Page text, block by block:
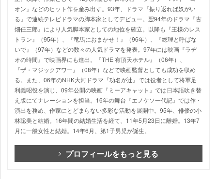
オン』などのヒット作を産み出す。93年、ドラマ『振り返れば奴がい
る』で連続テレビドラマの脚本家としてデビュー。翌94年のドラマ『古
畑任三郎』により人気脚本家としての地位を確立。以降も『王様のレス
トラン』（95年）、『竜馬におまかせ！』（96年）、『総理と呼ばな
いで』（97年）などの数々の人気ドラマを発表。97年には映画『ラヂ
オの時間』で映画界にも進出。『THE 有頂天ホテル』（06年）、
『ザ・マジックアワー』（08年）などで映画監督としても成功を収め
る。また、06年のNHK大河ドラマ『功名が辻』では役者として将軍足
利義昭役を演じ、09年公開の映画『ミーアキャット』では日本語吹き替
え版にてナレーションを担当。16年の舞台『エノケソ一代記』では作・
演出を務め、作家にとどまらない多彩な活動を展開中。95年、俳優の小
林聡美と結婚。16年間の結婚生活を経て、11年5月23日に離婚。13年7
月に一般女性と結婚。14年6月、第1子男児が誕生。
プロフィールをもっと見る